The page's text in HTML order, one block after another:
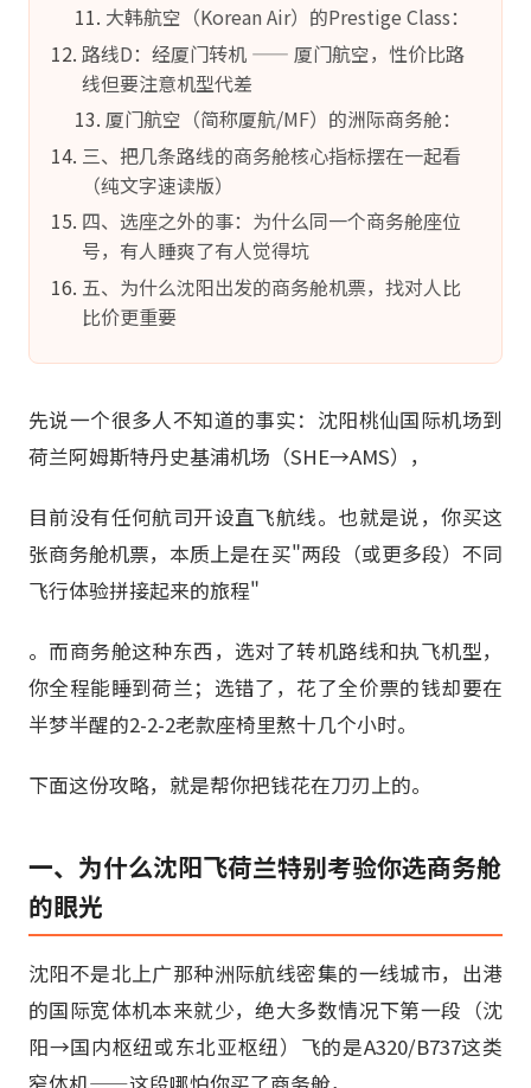
大韩航空（Korean Air）的Prestige Class：
路线D：经厦门转机 —— 厦门航空，性价比路
线但要注意机型代差
厦门航空（简称厦航/MF）的洲际商务舱：
三、把几条路线的商务舱核心指标摆在一起看
（纯文字速读版）
四、选座之外的事：为什么同一个商务舱座位
号，有人睡爽了有人觉得坑
五、为什么沈阳出发的商务舱机票，找对人比
比价更重要
先说一个很多人不知道的事实：沈阳桃仙国际机场到
荷兰阿姆斯特丹史基浦机场（SHE→AMS），
目前没有任何航司开设直飞航线。也就是说，你买这
张商务舱机票，本质上是在买"两段（或更多段）不同
飞行体验拼接起来的旅程"
。而商务舱这种东西，选对了转机路线和执飞机型，
你全程能睡到荷兰；选错了，花了全价票的钱却要在
半梦半醒的2-2-2老款座椅里熬十几个小时。
下面这份攻略，就是帮你把钱花在刀刃上的。
一、为什么沈阳飞荷兰特别考验你选商务舱
的眼光
沈阳不是北上广那种洲际航线密集的一线城市，出港
的国际宽体机本来就少，绝大多数情况下第一段（沈
阳→国内枢纽或东北亚枢纽）飞的是A320/B737这类